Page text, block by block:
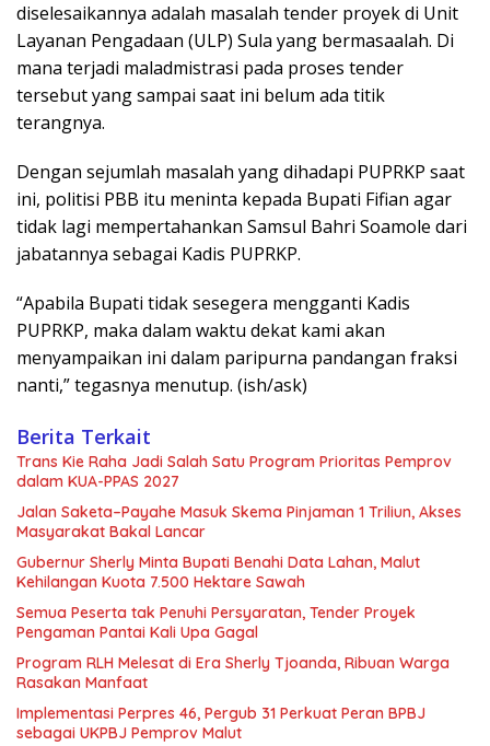
diselesaikannya adalah masalah tender proyek di Unit
Layanan Pengadaan (ULP) Sula yang bermasaalah. Di
mana terjadi maladmistrasi pada proses tender
tersebut yang sampai saat ini belum ada titik
terangnya.
Dengan sejumlah masalah yang dihadapi PUPRKP saat
ini, politisi PBB itu meninta kepada Bupati Fifian agar
tidak lagi mempertahankan Samsul Bahri Soamole dari
jabatannya sebagai Kadis PUPRKP.
“Apabila Bupati tidak sesegera mengganti Kadis
PUPRKP, maka dalam waktu dekat kami akan
menyampaikan ini dalam paripurna pandangan fraksi
nanti,” tegasnya menutup. (ish/ask)
Berita Terkait
Trans Kie Raha Jadi Salah Satu Program Prioritas Pemprov
dalam KUA-PPAS 2027
Jalan Saketa–Payahe Masuk Skema Pinjaman 1 Triliun, Akses
Masyarakat Bakal Lancar
Gubernur Sherly Minta Bupati Benahi Data Lahan, Malut
Kehilangan Kuota 7.500 Hektare Sawah
Semua Peserta tak Penuhi Persyaratan, Tender Proyek
Pengaman Pantai Kali Upa Gagal
Program RLH Melesat di Era Sherly Tjoanda, Ribuan Warga
Rasakan Manfaat
Implementasi Perpres 46, Pergub 31 Perkuat Peran BPBJ
sebagai UKPBJ Pemprov Malut